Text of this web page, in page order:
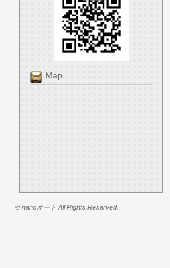
Map
© nanoオート All Rights Reserved.